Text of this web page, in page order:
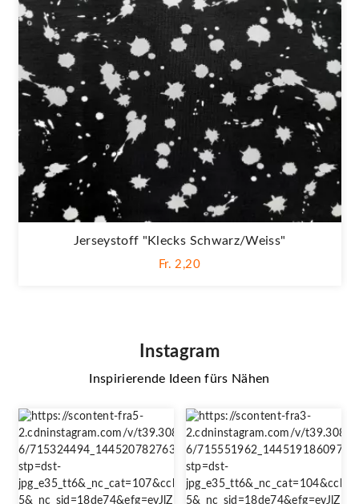
Jerseystoff "Klecks Schwarz/weiss"
Fr. 2,20
Instagram
Inspirierende Ideen fürs Nähen